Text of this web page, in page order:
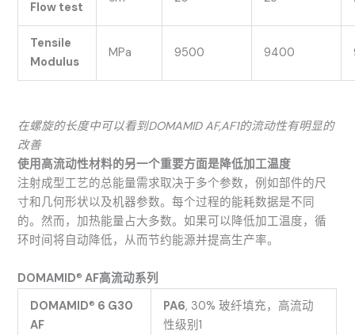
Flow test
Tensile
Modulus
MPa 9500 9400
在螺旋的长度中可以看到DOMAMID AF,AF1的流动性有明显的
改善
使用高流动性材料的另一个重要方面是降低加工温度
注射成型工艺的总能量需求取决于多个参数，例如部件的尺
寸和几何形状以及机器参数。每个过程的能耗数据是不同
的。然而，加热能量占大多数。如果可以降低加工温度，循
环时间将自动降低，从而节约能源并提高生产率。
DOMAMID® AF高流动系列
DOMAMID® 6 G30
AF
PA6, 30% 玻纤填充，高流动
性级别1